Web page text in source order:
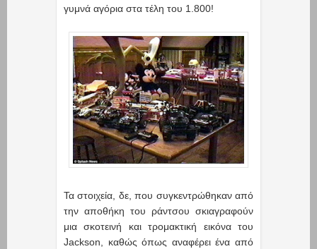
γυμνά αγόρια στα τέλη του 1.800!
Τα στοιχεία, δε, που συγκεντρώθηκαν από
την αποθήκη του ράντσου σκιαγραφούν
μια σκοτεινή και τρομακτική εικόνα του
Jackson, καθώς όπως αναφέρει ένα από